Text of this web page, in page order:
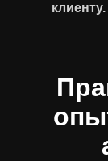
клиенту.